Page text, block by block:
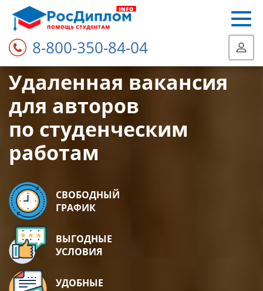
8-800-350-84-04
Удаленная вакансия
для авторов
по студенческим
работам
СВОБОДНЫЙ
ГРАФИК
ВЫГОДНЫЕ
УСЛОВИЯ
УДОБНЫЕ